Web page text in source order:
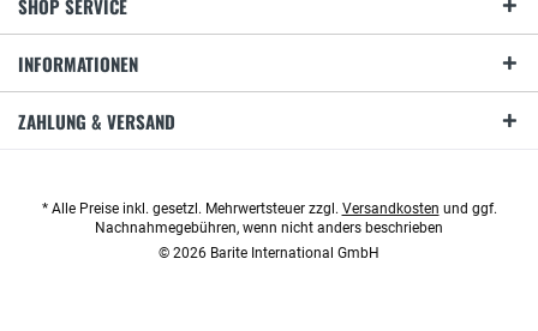
SHOP SERVICE
INFORMATIONEN
ZAHLUNG & VERSAND
* Alle Preise inkl. gesetzl. Mehrwertsteuer zzgl. Versandkosten und ggf.
Nachnahmegebühren, wenn nicht anders beschrieben
© 2026 Barite International GmbH